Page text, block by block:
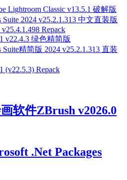
Lightroom Classic v13.5.1 破解版
2024 v25.2.1.313 中文直装版
Repack
v22.4.3 绿色精简版
精简版 2024 v25.2.1.313 直装
(v22.5.3) Repack
软件ZBrush v2026.0
.Net Packages